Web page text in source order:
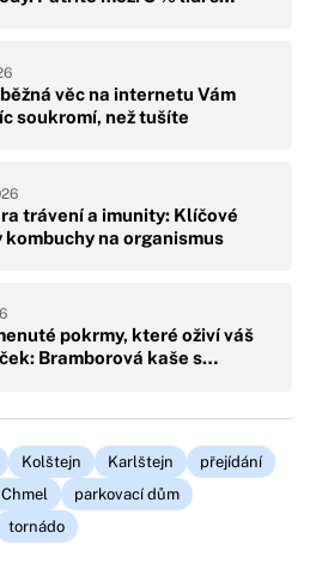
věc na internetu Vám
soukromí, než tušíte
trávení a imunity: Klíčové
kombuchy na organismus
pokrmy, které oživí váš
Bramborová kaše s…
Kolštejn Karlštejn
přejídání
Chmel
parkovací dům
tornádo